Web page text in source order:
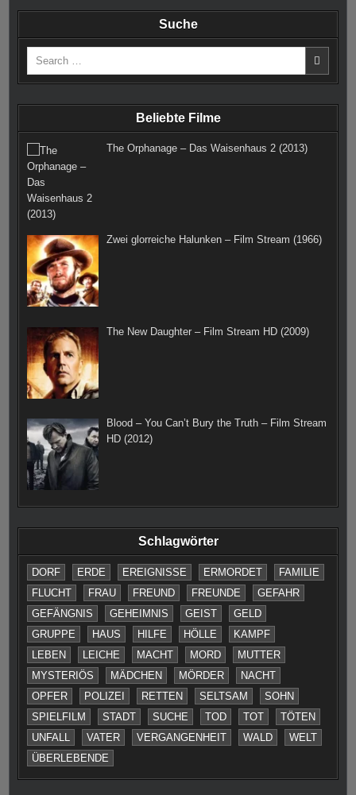
c
b
o
o
s
g
r
n
r
e
t
m
r
i
t
e
r
e
Suche
Beliebte Filme
The Orphanage – Das Waisenhaus 2 (2013)
Zwei glorreiche Halunken – Film Stream (1966)
The New Daughter – Film Stream HD (2009)
Blood – You Can’t Bury the Truth – Film Stream
HD (2012)
Schlagwörter
DORF ERDE EREIGNISSE ERMORDET
FAMILIE
FLUCHT
FRAU FREUND FREUNDE
GEFAHR
GEFÄNGNIS
GEHEIMNIS GEIST
GELD
GRUPPE
HAUS HILFE HÖLLE
KAMPF
LEBEN
LEICHE MACHT MORD
MUTTER
MYSTERIÖS
MÄDCHEN MÖRDER
NACHT
OPFER
POLIZEI RETTEN SELTSAM
SOHN
SPIELFILM
STADT SUCHE TOD TOT
TÖTEN
UNFALL
VATER VERGANGENHEIT WALD
WELT
ÜBERLEBENDE